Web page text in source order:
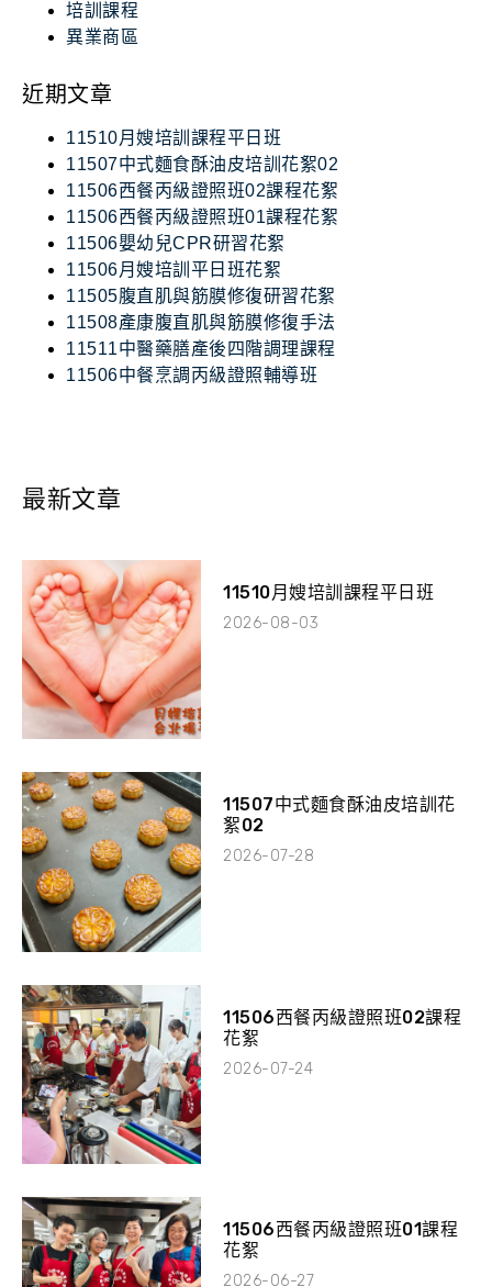
培訓課程
異業商區
近期文章
11510月嫂培訓課程平日班
11507中式麵食酥油皮培訓花絮02
11506西餐丙級證照班02課程花絮
11506西餐丙級證照班01課程花絮
11506嬰幼兒CPR研習花絮
11506月嫂培訓平日班花絮
11505腹直肌與筋膜修復研習花絮
11508產康腹直肌與筋膜修復手法
11511中醫藥膳產後四階調理課程
11506中餐烹調丙級證照輔導班
最新文章
11510月嫂培訓課程平日班
2026-08-03
11507中式麵食酥油皮培訓花
絮02
2026-07-28
11506西餐丙級證照班02課程
花絮
2026-07-24
11506西餐丙級證照班01課程
花絮
2026-06-27